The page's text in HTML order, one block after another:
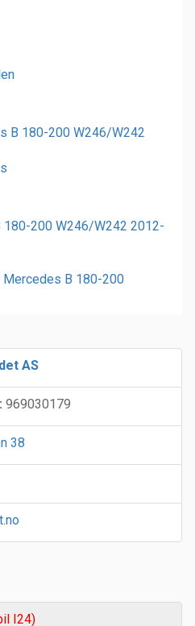
B 180-200 W246/W242
200 W246/W242 2012-
B 180-200
AS
969030179
38
I24)